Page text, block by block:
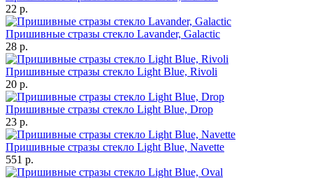
22 р.
Пришивные стразы стекло Lavander, Galactic
28 р.
Пришивные стразы стекло Light Blue, Rivoli
20 р.
Пришивные стразы стекло Light Blue, Drop
23 р.
Пришивные стразы стекло Light Blue, Navette
551 р.